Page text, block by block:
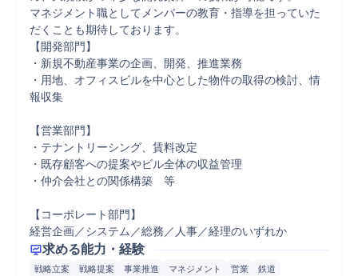
マネジメント職としてメンバーの教育・指導を担っていた
だくことも期待しております。
【開発部門】
・新規不動産事業の企画、開発、推進業務
・用地、オフィスビルを中心とした物件の取得の検討、情
報収集
【営業部門】
・テナントリーシング、賃料改定
・既存顧客への提案やビル全体の収益管理
・仲介会社との関係構築　等
【コーポレート部門】
経営企画／システム／総務／人事／経理のいずれか
求める能力・経験
戦略立案 戦略提案 事業推進 マネジメント 営業
鉄道